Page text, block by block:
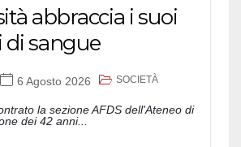
abbraccia i suoi
sangue
6 Agosto 2026 SOCIETÀ
la sezione AFDS dell'Ateneo di
dei 42 anni...